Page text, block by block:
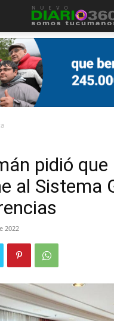
pidió
al Sistema
2022